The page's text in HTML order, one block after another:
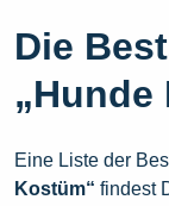
Die
„Hunde
Eine Liste der
Kostüm“ findest